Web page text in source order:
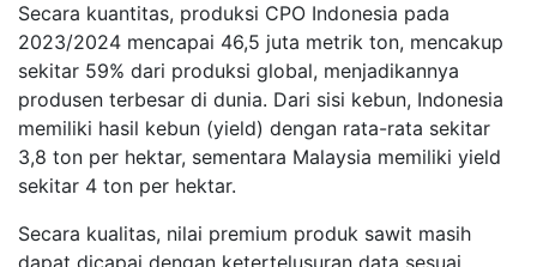
Secara kuantitas, produksi CPO Indonesia pada
2023/2024 mencapai 46,5 juta metrik ton, mencakup
sekitar 59% dari produksi global, menjadikannya
produsen terbesar di dunia. Dari sisi kebun, Indonesia
memiliki hasil kebun (yield) dengan rata-rata sekitar
3,8 ton per hektar, sementara Malaysia memiliki yield
sekitar 4 ton per hektar.
Secara kualitas, nilai premium produk sawit masih
dapat dicapai dengan ketertelusuran data sesuai